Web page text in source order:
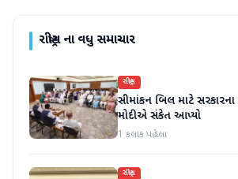
રાષ્ટ્રીયના વધુ સમાચાર
રાષ્ટ્રીય
સીમાંકન બિલ માટે
મોદીએ સંકેત આપ્યો
1 કલાક પહેલા
રાષ્ટ્રીય